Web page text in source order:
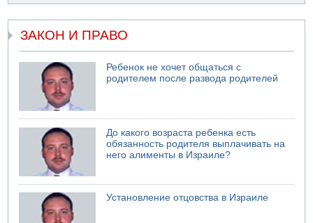
ЗАКОН И ПРАВО
Ребенок не хочет общаться с
родителем после развода родителей
До какого возраста ребенка есть
обязанность родителя выплачивать на
него алименты в Израиле?
Установление отцовства в Израиле